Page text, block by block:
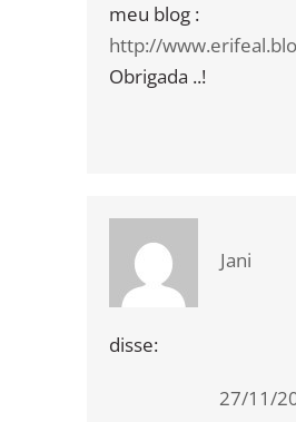
meu blog :
http://
Obrigada ..!
Jani
disse:
27/11/